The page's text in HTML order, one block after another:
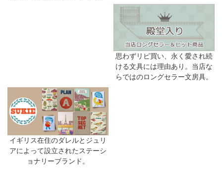
思わずリピ買い、永く愛され続
ける文具には理由あり。当店な
らではのロングセラー文房具。
イギリス在住のダレルとジュリ
アによって設立されたステーシ
ョナリーブランド。